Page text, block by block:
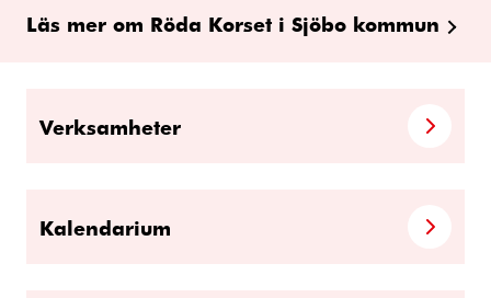
Läs mer om Röda Korset i Sjöbo kommun
Verksamheter
Kalendarium